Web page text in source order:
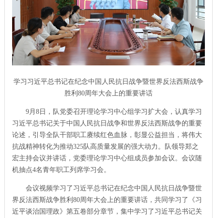
学习习近平总书记在纪念中国人民抗日战争暨世界反法西斯战争
胜利80周年大会上的重要讲话
9月8日，队党委召开理论学习中心组学习扩大会，认真学习
习近平总书记关于中国人民抗日战争和世界反法西斯战争的重要
论述，引导全队干部职工赓续红色血脉，彰显公益担当，将伟大
抗战精神转化为推动325队高质量发展的强大动力。队领导郑之
宏主持会议并讲话，党委理论学习中心组成员参加会议。会议随
机抽点4名青年职工列席学习会。
会议视频学习了习近平总书记在纪念中国人民抗日战争暨世
界反法西斯战争胜利80周年大会上的重要讲话，共同学习了《习
近平谈治国理政》第五卷部分章节，集中学习了习近平总书记关